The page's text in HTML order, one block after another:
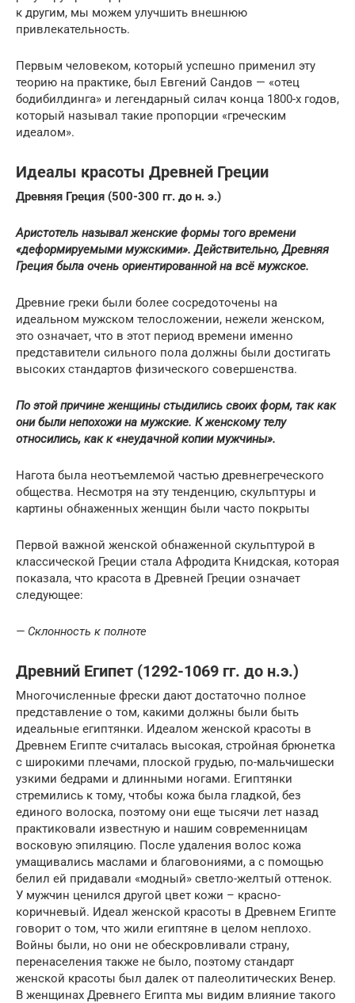
к другим, мы можем улучшить внешнюю
привлекательность.
Первым человеком, который успешно применил эту
теорию на практике, был Евгений Сандов — «отец
бодибилдинга» и легендарный силач конца 1800-х годов,
который называл такие пропорции «греческим
идеалом».
Идеалы красоты Древней Греции
Древняя Греция (500-300 гг. до н. э.)
Аристотель называл женские формы того времени
«деформируемыми мужскими». Действительно, Древняя
Греция была очень ориентированной на всё мужское.
Древние греки были более сосредоточены на
идеальном мужском телосложении, нежели женском,
это означает, что в этот период времени именно
представители сильного пола должны были достигать
высоких стандартов физического совершенства.
По этой причине женщины стыдились своих форм, так как
они были непохожи на мужские. К женскому телу
относились, как к «неудачной копии мужчины».
Нагота была неотъемлемой частью древнегреческого
общества. Несмотря на эту тенденцию, скульптуры и
картины обнаженных женщин были часто покрыты
Первой важной женской обнаженной скульптурой в
классической Греции стала Афродита Книдская, которая
показала, что красота в Древней Греции означает
следующее:
— Склонность к полноте
Древний Египет (1292-1069 гг. до н.э.)
​Многочисленные фрески дают достаточно полное
представление о том, какими должны были быть
идеальные египтянки. Идеалом женской красоты в
Древнем Египте считалась высокая, стройная брюнетка
с широкими плечами, плоской грудью, по-мальчишески
узкими бедрами и длинными ногами. Египтянки
стремились к тому, чтобы кожа была гладкой, без
единого волоска, поэтому они еще тысячи лет назад
практиковали известную и нашим современницам
восковую эпиляцию. После удаления волос кожа
умащивались маслами и благовониями, а с помощью
белил ей придавали «модный» светло-желтый оттенок.
У мужчин ценился другой цвет кожи – красно-
коричневый. Идеал женской красоты в Древнем Египте
говорит о том, что жили египтяне в целом неплохо.
Войны были, но они не обескровливали страну,
перенаселения также не было, поэтому стандарт
женской красоты был далек от палеолитических Венер.
В женщинах Древнего Египта мы видим влияние такого